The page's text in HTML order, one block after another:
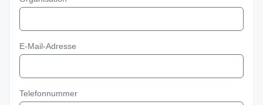
E-Mail-Adresse
Telefonnummer